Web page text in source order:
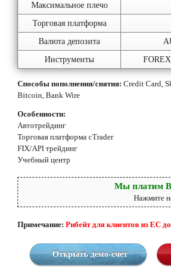
Максимальное плечо
Торговая платформа
Валюта депозита
Инструменты
Способы пополнения/снятия: Credit Card,
Bitcoin, Bank Wire
Особенности:
Автотрейдинг
Торговая платформа cTrader
FIX/API трейдинг
Учебный центр
Мы платим
Нажмите
Примечание: Рибейт для клиентов из ЕС
Открыть демо-счет